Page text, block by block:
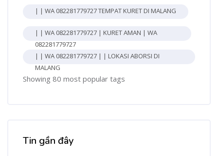
| | WA 082281779727 TEMPAT KURET DI MALANG
| | WA 082281779727 | KURET AMAN | WA
082281779727
| | WA 082281779727 | | LOKASI ABORSI DI
MALANG
Showing 80 most popular tags
Tin gần đây